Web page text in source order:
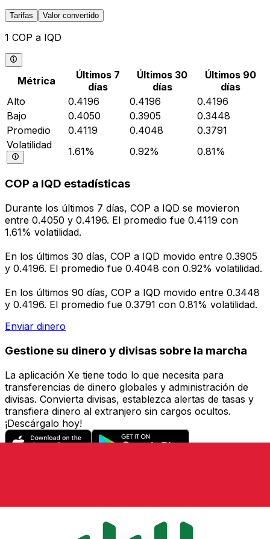
Tarifas Valor convertido
1 COP a IQD
Métrica
Últimos 7
días
Últimos 30
días
Últimos 90
días
Alto
0.4196 0.4196
0.4196
Bajo
0.4050 0.3905
0.3448
Promedio
0.4119 0.4048
0.3791
Volatilidad
1.61% 0.92% 0.81%
COP a IQD estadísticas
Durante los últimos 7 días, COP a IQD se movieron
entre 0.4050 y 0.4196. El promedio fue 0.4119 con
1.61% volatilidad.
En los últimos 30 días, COP a IQD movido entre 0.3905
y 0.4196. El promedio fue 0.4048 con 0.92% volatilidad.
En los últimos 90 días, COP a IQD movido entre 0.3448
y 0.4196. El promedio fue 0.3791 con 0.81% volatilidad.
Enviar dinero
Gestione su dinero y divisas sobre la marcha
La aplicación Xe tiene todo lo que necesita para
transferencias de dinero globales y administración de
divisas. Convierta divisas, establezca alertas de tasas y
transfiera dinero al extranjero sin cargos ocultos.
¡Descárgalo hoy!